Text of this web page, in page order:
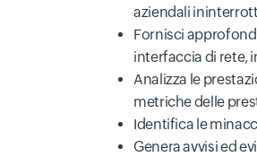
aziendali
Fornisci
interfaccia di rete,
Analizza le
metriche delle
Identifica le
Genera avvisi ed